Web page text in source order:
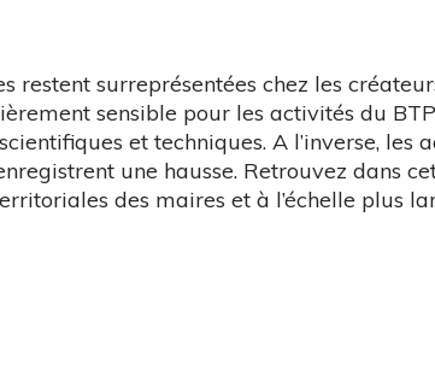
restent surreprésentées chez les
sensible pour les activités du
et techniques. A l’inverse, les
une hausse. Retrouvez dans
des maires et à l’échelle plus